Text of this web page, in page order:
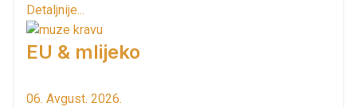
Detaljnije...
EU & mlijeko
06. Avgust. 2026.